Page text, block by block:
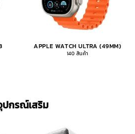
APPLE WATCH ULTRA (49MM)
140 สินค้า
ปกรณ์เสริม